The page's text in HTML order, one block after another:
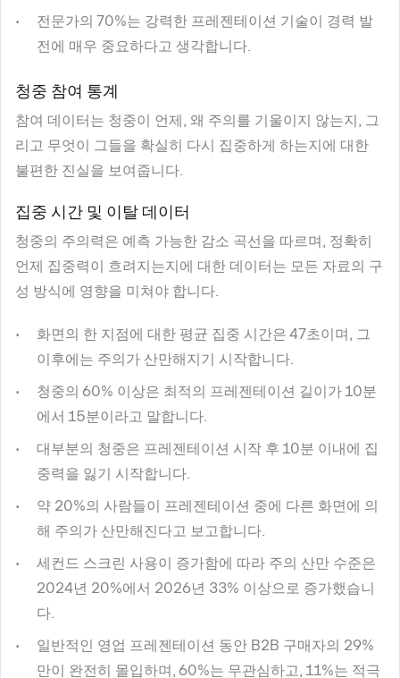
전문가의 70%는 강력한 프레젠테이션 기술이 경력 발
전에 매우 중요하다고 생각합니다.
청중 참여 통계
참여 데이터는 청중이 언제, 왜 주의를 기울이지 않는지, 그
리고 무엇이 그들을 확실히 다시 집중하게 하는지에 대한
불편한 진실을 보여줍니다.
집중 시간 및 이탈 데이터
청중의 주의력은 예측 가능한 감소 곡선을 따르며, 정확히
언제 집중력이 흐려지는지에 대한 데이터는 모든 자료의 구
성 방식에 영향을 미쳐야 합니다.
화면의 한 지점에 대한 평균 집중 시간은 47초이며, 그
이후에는 주의가 산만해지기 시작합니다.
청중의 60% 이상은 최적의 프레젠테이션 길이가 10분
에서 15분이라고 말합니다.
대부분의 청중은 프레젠테이션 시작 후 10분 이내에 집
중력을 잃기 시작합니다.
약 20%의 사람들이 프레젠테이션 중에 다른 화면에 의
해 주의가 산만해진다고 보고합니다.
세컨드 스크린 사용이 증가함에 따라 주의 산만 수준은
2024년 20%에서 2026년 33% 이상으로 증가했습니
다.
일반적인 영업 프레젠테이션 동안 B2B 구매자의 29%
만이 완전히 몰입하며, 60%는 무관심하고, 11%는 적극